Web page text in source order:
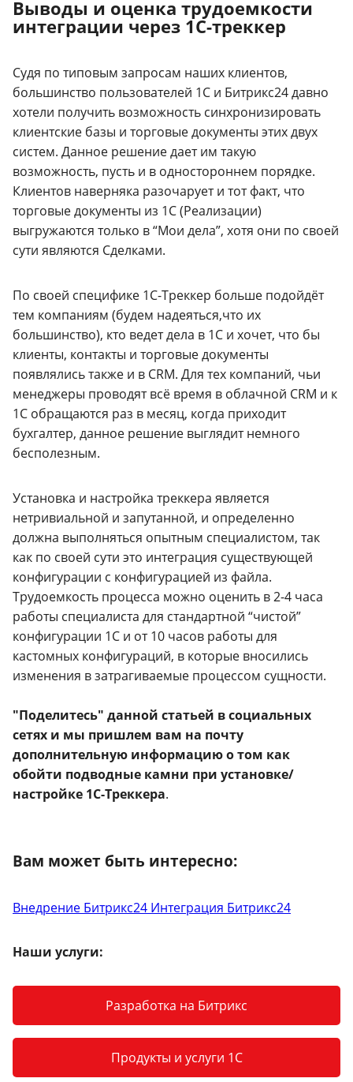
Выводы и оценка трудоемкости
интеграции через 1С-треккер
Судя по типовым запросам наших клиентов,
большинство пользователей 1С и Битрикс24 давно
хотели получить возможность синхронизировать
клиентские базы и торговые документы этих двух
систем. Данное решение дает им такую
возможность, пусть и в одностороннем порядке.
Клиентов наверняка разочарует и тот факт, что
торговые документы из 1С (Реализации)
выгружаются только в “Мои дела”, хотя они по своей
сути являются Сделками.
По своей специфике 1С-Треккер больше подойдёт
тем компаниям (будем надеяться,что их
большинство), кто ведет дела в 1С и хочет, что бы
клиенты, контакты и торговые документы
появлялись также и в CRM. Для тех компаний, чьи
менеджеры проводят всё время в облачной CRM и к
1С обращаются раз в месяц, когда приходит
бухгалтер, данное решение выглядит немного
бесполезным.
Установка и настройка треккера является
нетривиальной и запутанной, и определенно
должна выполняться опытным специалистом, так
как по своей сути это интеграция существующей
конфигурации с конфигурацией из файла.
Трудоемкость процесса можно оценить в 2-4 часа
работы специалиста для стандартной “чистой”
конфигурации 1С и от 10 часов работы для
кастомных конфигураций, в которые вносились
изменения в затрагиваемые процессом сущности.
"Поделитесь" данной статьей в социальных
сетях и мы пришлем вам на почту
дополнительную информацию о том как
обойти подводные камни при установке/
настройке 1С-Треккера.
Вам может быть интересно:
Внедрение Битрикс24 Интеграция Битрикс24
Наши услуги:
Разработка на Битрикс
Продукты и услуги 1С